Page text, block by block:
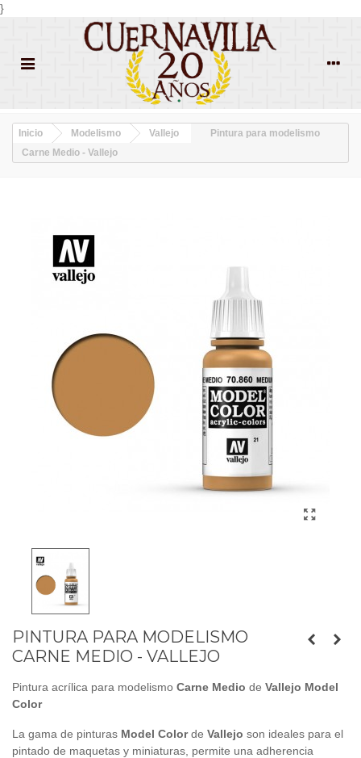
}
Inicio Modelismo Vallejo
Pintura para modelismo
Carne Medio - Vallejo
PINTURA PARA MODELISMO
CARNE MEDIO - VALLEJO
Pintura acrílica para modelismo Carne Medio de Vallejo Model
Color
La gama de pinturas Model Colorde Vallejo son ideales para el
pintado de maquetas y miniaturas, permite una adherencia